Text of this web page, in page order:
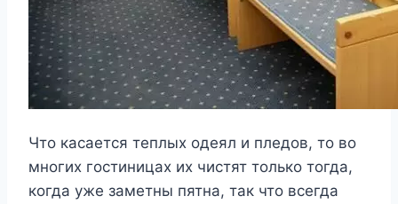
Что касается теплых одеял и пледов, то во
многих гостиницах их чистят только тогда,
когда уже заметны пятна, так что всегда